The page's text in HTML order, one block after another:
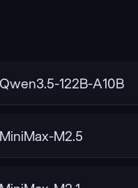
Qwen3.5-122B-A10B
MiniMax-M2.5